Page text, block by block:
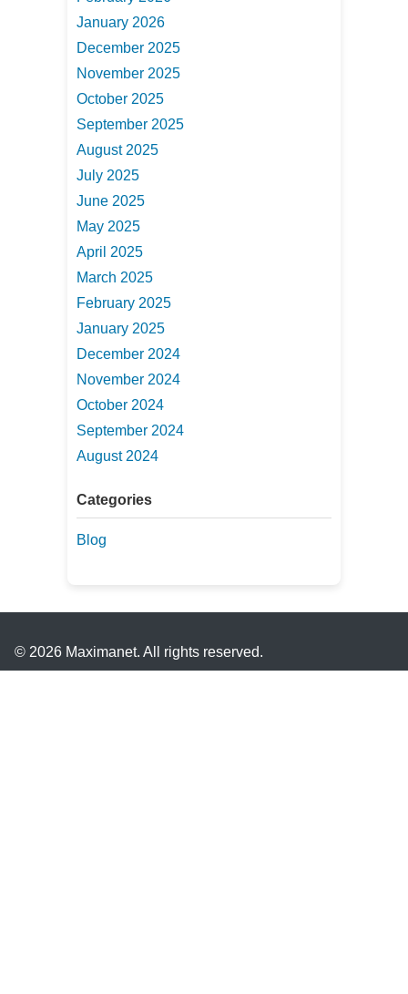
January 2026
December 2025
November 2025
October 2025
September 2025
August 2025
July 2025
June 2025
May 2025
April 2025
March 2025
February 2025
January 2025
December 2024
November 2024
October 2024
September 2024
August 2024
Categories
Blog
© 2026 Maximanet. All rights reserved.